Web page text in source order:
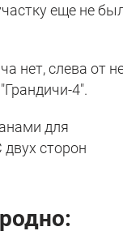
еще не
нет, слева от
4".
для
сторон